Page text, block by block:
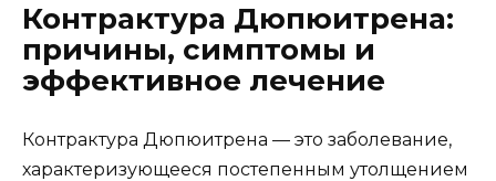
Контрактура Дюпюитрена:
причины, симптомы и
эффективное лечение
Контрактура Дюпюитрена — это заболевание,
характеризующееся постепенным утолщением